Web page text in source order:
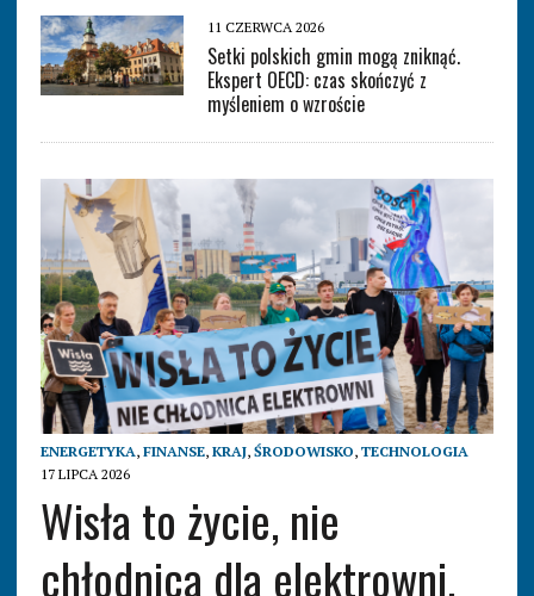
11 CZERWCA 2026
Setki polskich gmin mogą zniknąć.
Ekspert OECD: czas skończyć z
myśleniem o wzroście
ENERGETYKA, FINANSE, KRAJ, ŚRODOWISKO, TECHNOLOGIA
17 LIPCA 2026
Wisła to życie, nie
chłodnica dla elektrowni.